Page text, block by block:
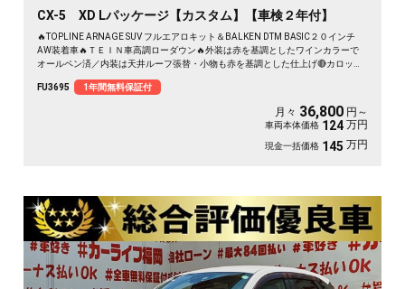
CX-5 XD Lパッケージ【カスタム】【車検２年付】
🔥TOPLINE ARNAGE SUV フルエアロキット＆BALKEN DTM BASIC２０インチ
AW装着車🔥ＴＥＩＮ車高調ローダウン🔥外装は赤を基調としたワインカラーで
オールペン済／内装は天井ルーフ張替・小物も赤を基調とした仕上げ🔴カロッツ
視聴可能👀アイドリングストップ機能付・ＪＣ０８モード・カタログ燃費１８．
６ｋｍ／Ｌ🍃バック・サイドカメラ📹付きで駐車も楽々🚗ＲＶＭ（リアビークル
モニタリングシステム）・スマートシティブレーキサポート安全運転支援搭載✨
FU3695 1年間無料保証付
月々 36,800 円～
車両本体価格 124 万円
現金一括価格 145 万円